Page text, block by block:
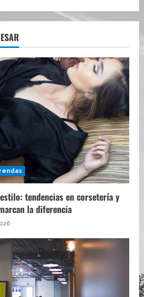
tendencias en corsetería y
la diferencia